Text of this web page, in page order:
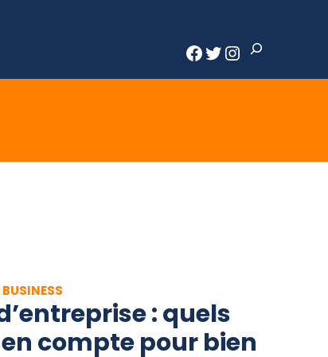
Facebook
Twitter
Instagram
Rechercher
BUSINESS
: quels
compte pour bien